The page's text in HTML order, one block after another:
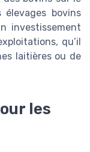
bovins
investissement
qu’il
laitières ou de
les